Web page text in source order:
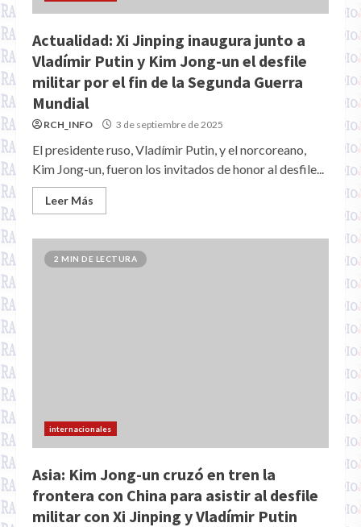
Actualidad: Xi Jinping inaugura junto a
Vladímir Putin y Kim Jong-un el desfile
militar por el fin de la Segunda Guerra
Mundial
RCH_INFO 3 de septiembre de 2025
El presidente ruso, Vladímir Putin, y el norcoreano,
Kim Jong-un, fueron los invitados de honor al desfile...
Leer Más
2 MIN DE LECTURA
internacionales
Asia: Kim Jong-un cruzó en tren la
frontera con China para asistir al desfile
militar con Xi Jinping y Vladímir Putin